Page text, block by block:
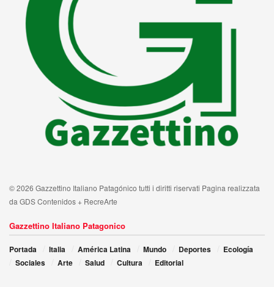
© 2026 Gazzettino Italiano Patagónico tutti i diritti riservati Pagina realizzata
da GDS Contenidos + RecreArte
Gazzettino Italiano Patagonico
Portada Italia América Latina Mundo Deportes
Ecología
Sociales
Arte Salud Cultura Editorial